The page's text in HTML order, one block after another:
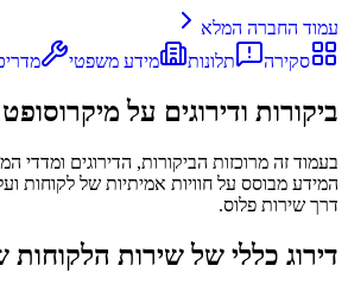
עמוד החברה המלא
סקירה
תלונות מידע משפטי
ביקורות ודירוגים על מיקרוסופט
בעמוד זה מרוכזות הביקורות, הדירוגים ומדדי
המידע מבוסס על חוויות אמיתיות של לקוחות
דרך שירות פלוס.
דירוג כללי של שירות הלקוחות